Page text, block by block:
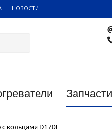
НОВОСТИ
Запчасти
кольцами D170F